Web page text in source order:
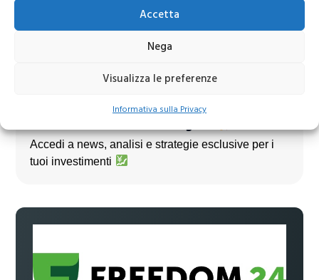
Accetta
Nega
Visualizza le preferenze
Informativa sulla Privacy
Unisciti al nostro canale Telegram!
Accedi a news, analisi e strategie esclusive per i
tuoi investimenti